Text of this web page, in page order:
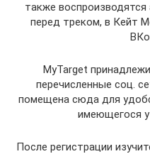
также
перед треком, в Кейт
MyTarget
перечисленные соц.
помещена сюда для
имеющегося
После регистрации